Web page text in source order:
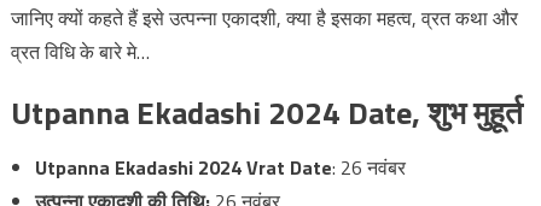
जानिए क्यों कहते हैं इसे उत्पन्ना एकादशी, क्या है इसका महत्व, व्रत कथा और
व्रत विधि के बारे मे…
Utpanna Ekadashi 2024 Date, शुभ मुहूर्त
Utpanna Ekadashi 2024 Vrat Date: 26 नवंबर